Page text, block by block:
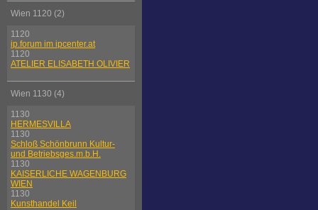
Wien 1120 (2)
1120
ip.forum im ipcenter.at
1120
ATELIER ELISABETH OLIVIER
Wien 1130 (4)
1130
HERMESVILLA
1130
Schloß Schönbrunn Kultur-
und Betriebsges.m.b.H.
1130
KAISERLICHE WAGENBURG
WIEN
1130
Kunsthandel Keil